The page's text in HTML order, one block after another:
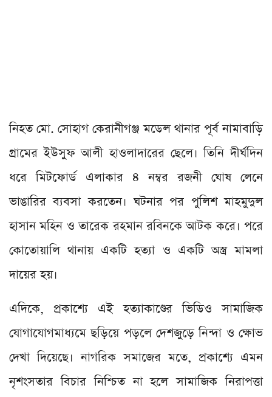
নিহত মো. সোহাগ কেরানীগঞ্জ মডেল থানার পূর্ব নামাবাড়ি
গ্রামের ইউসুফ আলী হাওলাদারের ছেলে। তিনি দীর্ঘদিন
ধরে মিটফোর্ড এলাকার ৪ নম্বর রজনী ঘোষ লেনে
ভাঙারির ব্যবসা করতেন। ঘটনার পর পুলিশ মাহমুদুল
হাসান মহিন ও তারেক রহমান রবিনকে আটক করে। পরে
কোতোয়ালি থানায় একটি হত্যা ও একটি অস্ত্র মামলা
দায়ের হয়।
এদিকে, প্রকাশ্যে এই হত্যাকাণ্ডের ভিডিও সামাজিক
যোগাযোগমাধ্যমে ছড়িয়ে পড়লে দেশজুড়ে নিন্দা ও ক্ষোভ
দেখা দিয়েছে। নাগরিক সমাজের মতে, প্রকাশ্যে এমন
নৃশংসতার বিচার নিশ্চিত না হলে সামাজিক নিরাপত্তা